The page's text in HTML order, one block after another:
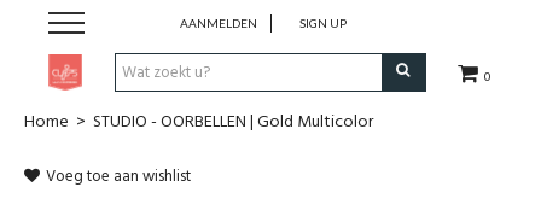
0
AANMELDEN SIGN UP
Pen & Papier
Home > STUDIO - OORBELLEN | Gold Multicolor
Voeg toe aan wishlist